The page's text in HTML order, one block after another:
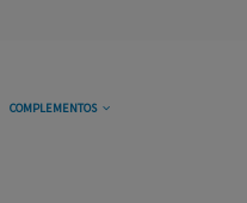
COMPLEMENTOS